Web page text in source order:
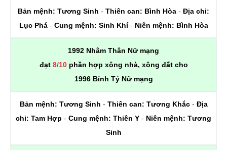
Bản mệnh: Tương Sinh - Thiên can: Bình Hòa - Địa chi:
Lục Phá- Cung mệnh: Sinh Khí- Niên mệnh: Bình Hòa
1992 Nhâm Thân Nữ mạng
đạt 8/10phần hợp xông nhà, xông đất cho
1996 Bính Tý Nữ mạng
Bản mệnh: Tương Sinh - Thiên can: Tương Khắc- Địa
chi: Tam Hợp - Cung mệnh: Thiên Y - Niên mệnh: Tương
Sinh